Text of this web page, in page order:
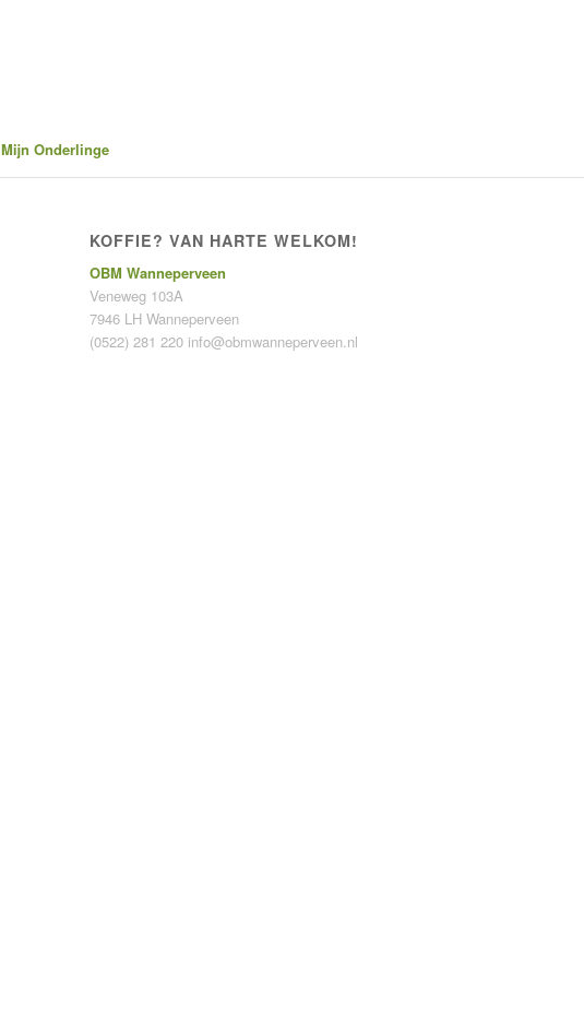
Mijn Onderlinge
KOFFIE? VAN HARTE WELKOM!
OBM Wanneperveen
Veneweg 103A
7946 LH Wanneperveen
(0522) 281 220 info@obmwanneperveen.nl